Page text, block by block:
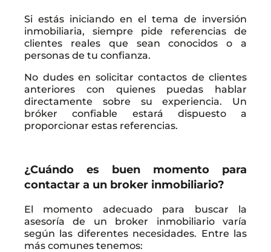
Si estás iniciando en el tema de inversión
inmobiliaria, siempre pide referencias de
clientes reales que sean conocidos o a
personas de tu confianza.
No dudes en solicitar contactos de clientes
anteriores con quienes puedas hablar
directamente sobre su experiencia. Un
bróker confiable estará dispuesto a
proporcionar estas referencias.
¿Cuándo es buen momento para
contactar a un broker inmobiliario?
El momento adecuado para buscar la
asesoría de un broker inmobiliario varía
según las diferentes necesidades. Entre las
más comunes tenemos: